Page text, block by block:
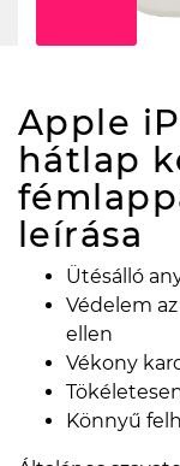
Apple
hátlap
leírása
Ütésálló
Védelem
ellen
Vékony
Könnyű